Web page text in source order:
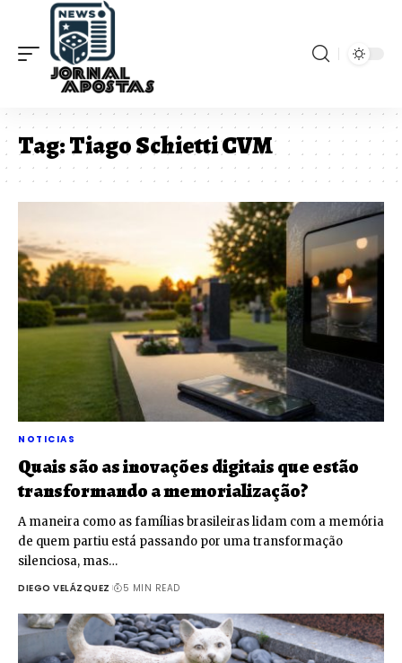
Tag:Tiago Schietti CVM
NOTICIAS
Quais são as inovações digitais que estão
transformando a memorialização?
A maneira como as famílias brasileiras lidam com a memória
de quem partiu está passando por uma transformação
silenciosa, mas…
DIEGO VELÁZQUEZ 5 MIN READ